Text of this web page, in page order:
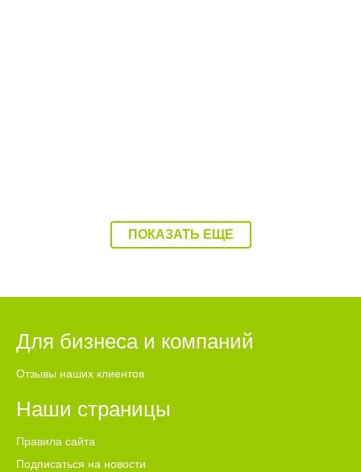
ПОКАЗАТЬ ЕЩЕ
Для бизнеса и компаний
Отзывы наших клиентов
Наши страницы
Правила сайта
Подписаться на новости